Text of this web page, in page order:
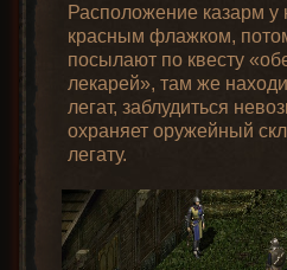
Расположение казарм у
красным флажком,
посылают по квесту
лекарей», там же
легат, заблудиться
охраняет оружейный
легату.